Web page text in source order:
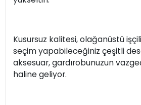
Kusursuz kalitesi, olağanüstü
seçim yapabileceğiniz çeşitli
aksesuar, gardırobunuzun
haline geliyor.